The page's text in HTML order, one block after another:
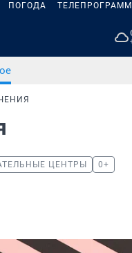
ПОГОДА
ЦЕНТРЫ 0+